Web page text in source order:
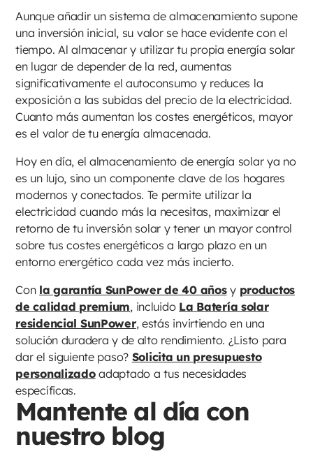
Aunque añadir un sistema de almacenamiento supone
una inversión inicial, su valor se hace evidente con el
tiempo. Al almacenar y utilizar tu propia energía solar
en lugar de depender de la red, aumentas
significativamente el autoconsumo y reduces la
exposición a las subidas del precio de la electricidad.
Cuanto más aumentan los costes energéticos, mayor
es el valor de tu energía almacenada.
Hoy en día, el almacenamiento de energía solar ya no
es un lujo, sino un componente clave de los hogares
modernos y conectados. Te permite utilizar la
electricidad cuando más la necesitas, maximizar el
retorno de tu inversión solar y tener un mayor control
sobre tus costes energéticos a largo plazo en un
entorno energético cada vez más incierto.
Con la garantía SunPower de 40 añosy productos
de calidad premium, incluido La Batería solar
residencial SunPower, estás invirtiendo en una
solución duradera y de alto rendimiento. ¿Listo para
dar el siguiente paso? Solicita un presupuesto
personalizadoadaptado a tus necesidades
específicas.
Mantente al día con
nuestro blog